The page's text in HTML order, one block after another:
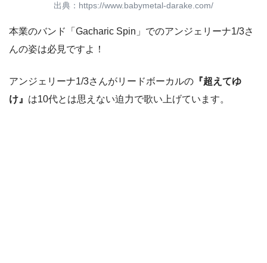
出典：https://www.babymetal-darake.com/
本業のバンド「Gacharic Spin」でのアンジェリーナ1/3さ
んの姿は必見ですよ！
アンジェリーナ1/3さんがリードボーカルの 『超えてゆ
け』 は10代とは思えない迫力で歌い上げています。